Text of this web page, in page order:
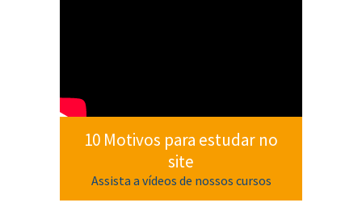
10 Motivos para estudar no
site
Assista a vídeos de nossos cursos